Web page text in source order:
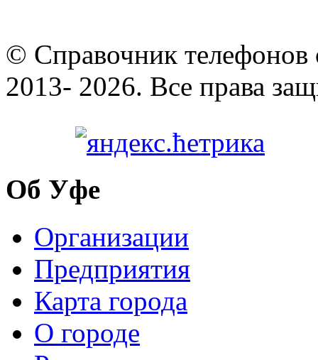
© Cправочник телефонов
2013- 2026. Все права
Об Уфе
Организации
Предприятия
Карта города
О городе